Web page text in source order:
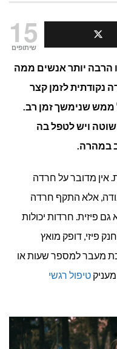
טיפים
להתמודדות
עם
15
שיתופים
הרבה יותר אנשים ממה
נקודתית לזמן קצר
ממש שנימשך זמן רב.
ויש לטפל בה
במהרה.
אין מדובר על חרדה
אלא התקף חרדה
פיזית. חרדות יכולות
פיזי, דופק מואץ
מעבר למספר שעות או
טיפול רגשי